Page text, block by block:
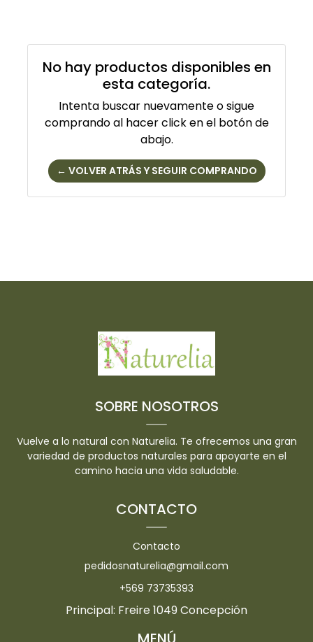
No hay productos disponibles en
esta categoría.
Intenta buscar nuevamente o sigue
comprando al hacer click en el botón de
abajo.
← VOLVER ATRÁS Y SEGUIR COMPRANDO
SOBRE NOSOTROS
Vuelve a lo natural con Naturelia. Te ofrecemos una gran
variedad de productos naturales para apoyarte en el
camino hacia una vida saludable.
CONTACTO
Contacto
pedidosnaturelia@gmail.com
+569 73735393
Principal: Freire 1049 Concepción